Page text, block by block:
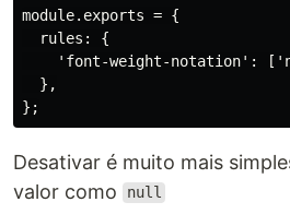
module.exports = {
  rules: {
'font-weight-notation':
  },
Desativar é muito mais
valor como
null